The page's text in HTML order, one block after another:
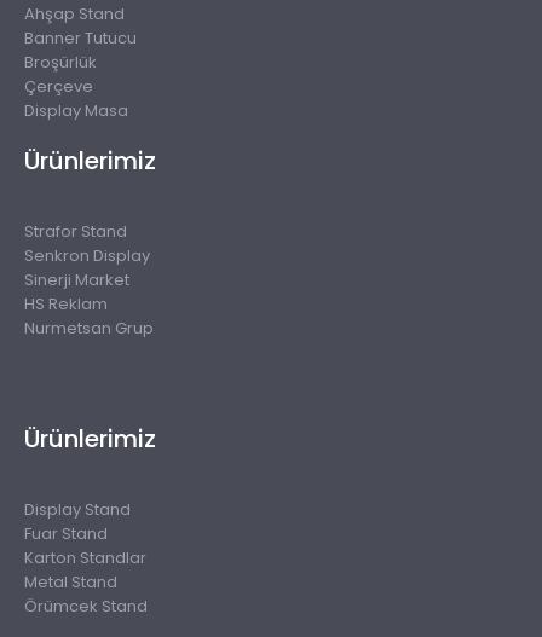
Ahşap Stand
Banner Tutucu
Broşürlük
Çerçeve
Display Masa
Ürünlerimiz
Strafor Stand
Senkron Display
Sinerji Market
HS Reklam
Nurmetsan Grup
Ürünlerimiz
Display Stand
Fuar Stand
Karton Standlar
Metal Stand
Örümcek Stand